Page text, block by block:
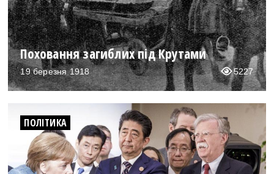
Поховання загиблих під Крутами
19 березня 1918 5227
ПОЛІТИКА